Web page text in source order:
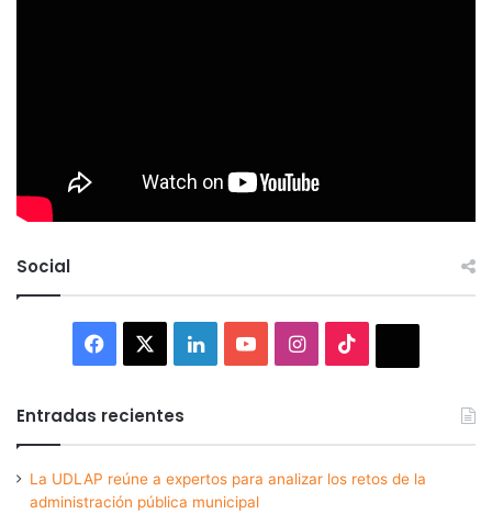
Social
Facebook LinkedInYouTubeInstagram
Entradas recientes
La UDLAP reúne a expertos para analizar los retos de la
administración pública municipal